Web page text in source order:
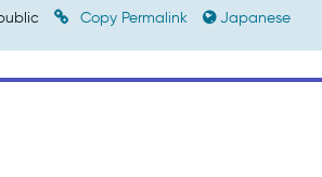
Copy Permalink Japanese